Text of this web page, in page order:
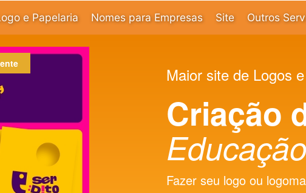
e Papelaria Nomes para Empresas Site Outros
Maior site de Logos
Criação
Fazer seu logo ou